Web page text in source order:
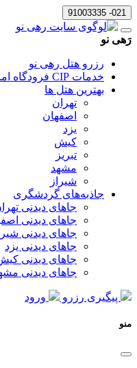
021- 91003335
رَهی نو
رزرو هتل رهی نو
خدمات CIP فرودگاه امام
بهترین هتل ها
تهران
اصفهان
یزد
کیش
تبریز
مشهد
شیراز
جاذبه‌های گردشگری
جاهای دیدنی
جاهای دیدنی
جاهای دیدنی
جاهای دیدنی یزد
جاهای دیدنی
جاهای دیدنی
پیگیری رزرو ورود
منو